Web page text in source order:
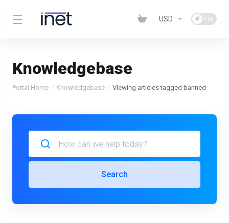
USD
Knowledgebase
Portal Home Knowledgebase Viewing articles tagged banned
Search